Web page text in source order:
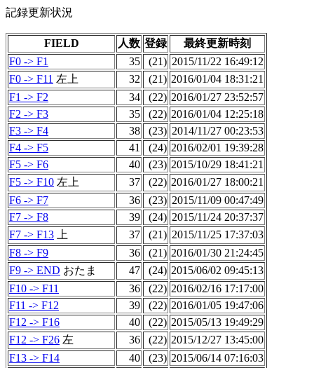
記録更新状況
FIELD 人数 登録
最終更新時刻
F0 -> F1
35 (21) 2015/11/22 16:49:12
F0 -> F11 左上 32 (21) 2016/01/04 18:31:21
F1 -> F2
34 (22) 2016/01/27 23:52:57
F2 -> F3
35 (22) 2016/01/04 12:25:18
F3 -> F4
38 (23) 2014/11/27 00:23:53
F4 -> F5
41 (24) 2016/02/01 19:39:28
F5 -> F6
40 (23) 2015/10/29 18:41:21
F5 -> F10 左上 37 (22) 2016/01/27 18:00:21
F6 -> F7
36 (23) 2015/11/09 00:47:49
F7 -> F8
39 (24) 2015/11/24 20:37:37
F7 -> F13 上 37 (21) 2015/11/25 17:37:03
F8 -> F9
36 (21) 2016/01/30 21:24:45
F9 -> END おたま 47 (24) 2015/06/02 09:45:13
F10 -> F11
36 (22) 2016/02/16 17:17:00
F11 -> F12
39 (22) 2016/01/05 19:47:06
F12 -> F16
40 (22) 2015/05/13 19:49:29
F12 -> F26 左 36 (22) 2015/12/27 13:45:00
F13 -> F14
40 (23) 2015/06/14 07:16:03